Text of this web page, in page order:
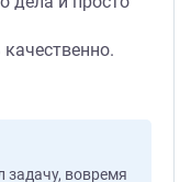
задачу, вовремя